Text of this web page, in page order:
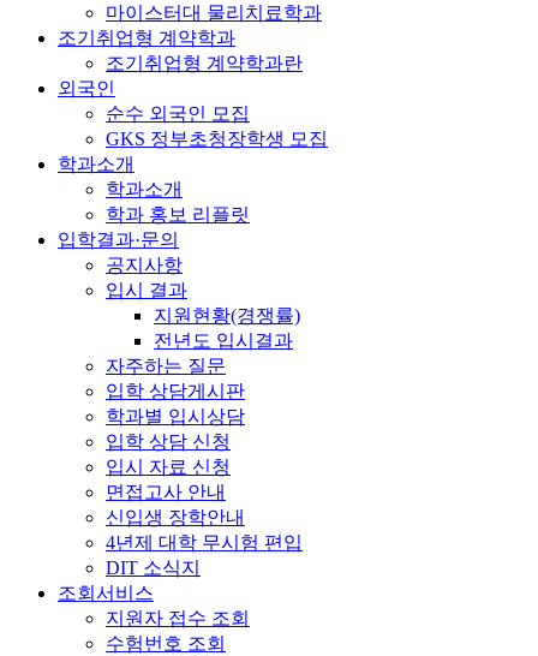
마이스터대 물리치료학과
조기취업형 계약학과
조기취업형 계약학과란
외국인
순수 외국인 모집
GKS 정부초청장학생 모집
학과소개
학과소개
학과 홍보 리플릿
입학결과·문의
공지사항
입시 결과
지원현황(경쟁률)
전년도 입시결과
자주하는 질문
입학 상담게시판
학과별 입시상담
입학 상담 신청
입시 자료 신청
면접고사 안내
신입생 장학안내
4년제 대학 무시험 편입
DIT 소식지
조회서비스
지원자 접수 조회
수험번호 조회